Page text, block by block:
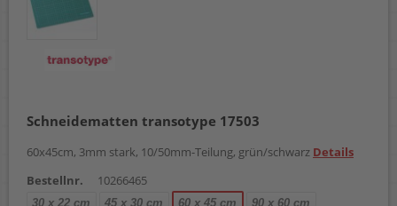
Schneidematten transotype 17503
60x45cm, 3mm stark, 10/50mm-Teilung, grün/schwarz Details
Bestellnr.
10266465
30 x 22 cm 45 x 30 cm 60 x 45 cm 90 x 60 cm